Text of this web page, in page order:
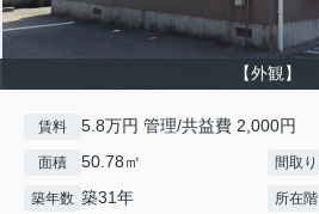
【外観】
賃料 5.8万円 管理/共益費 2,000円
面積 50.78㎡ 間取り
築年数 築31年 所在階